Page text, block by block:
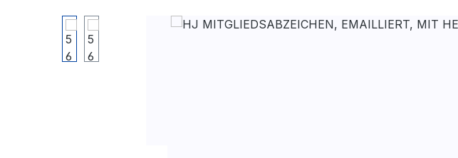
Bildergalerie überspringen